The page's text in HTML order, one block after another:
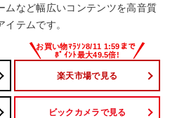
ムなど幅広いコンテンツを高音質
テムです。
楽天市場で見る
ビックカメラで見る